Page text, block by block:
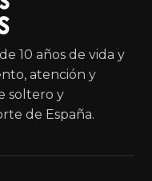
10 años de vida y
atención y
soltero y
de España.